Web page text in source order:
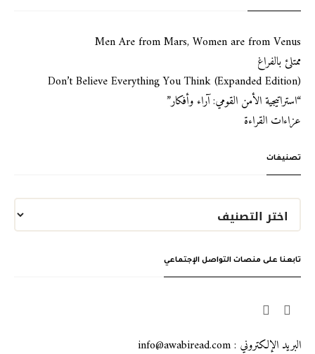
Men Are from Mars, Women are from Venus
ممتلئ بالفراغ
Don’t Believe Everything You Think (Expanded Edition)
“استراتيجية الأمن القومي: آراء وأفكار”
عزاءات القراءة
تصنيفات
تابعنا على منصات التواصل الإجتماعي
البريد الإلكتروني : info@awabiread.com